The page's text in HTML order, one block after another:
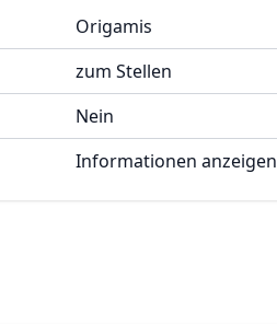
Origamis
zum Stellen
Nein
Informationen anzeigen